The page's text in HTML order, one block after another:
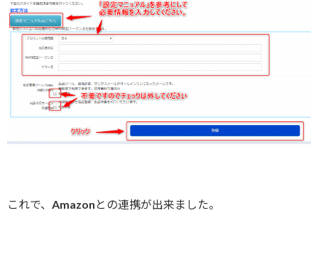
これで、Amazonとの連携が出来ました。